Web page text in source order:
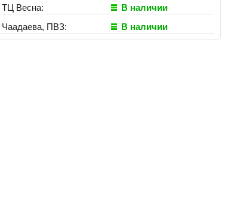
ТЦ Весна:
В наличии
Чаадаева, ПВЗ:
В наличии